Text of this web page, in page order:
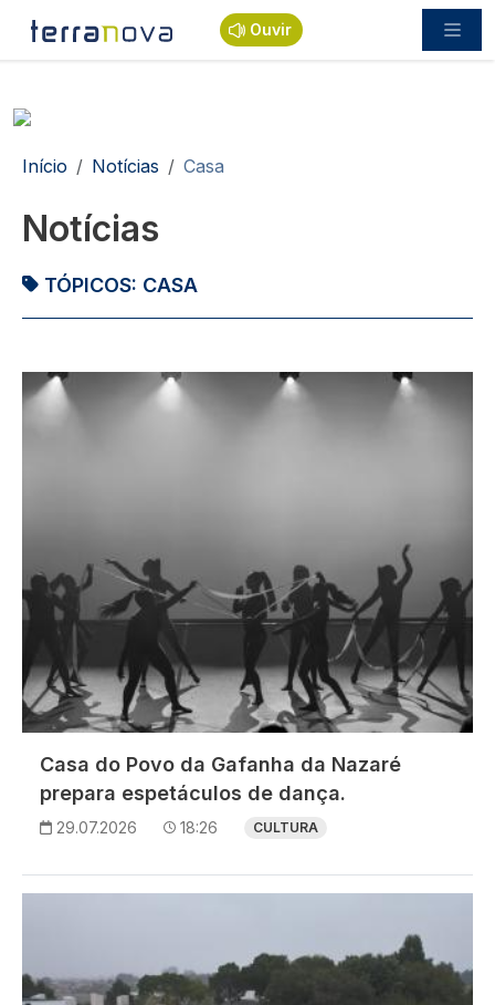
Passar para o conteúdo principal
Ouvir
Navegação estrutural
Início Notícias Casa
Notícias
TÓPICOS: CASA
Imagem
Casa do Povo da Gafanha da Nazaré
prepara espetáculos de dança.
29.07.2026 18:26 CULTURA